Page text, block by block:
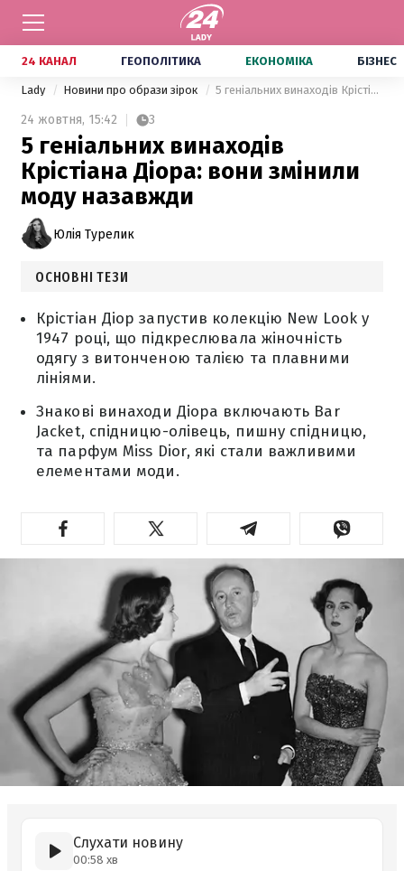
24 КАНАЛ ГЕОПОЛІТИКА ЕКОНОМІКА БІЗНЕС
Lady Новини про образи зірок 5 геніальних винаходів Крістіана Діора: вони змінили моду назавжди
24 жовтня, 15:42 3
5 геніальних винаходів
Крістіана Діора: вони змінили
моду назавжди
Юлія Турелик
ОСНОВНІ ТЕЗИ
Крістіан Діор запустив колекцію New Look у
1947 році, що підкреслювала жіночність
одягу з витонченою талією та плавними
лініями.
Знакові винаходи Діора включають Bar
Jacket, спідницю-олівець, пишну спідницю,
та парфум Miss Dior, які стали важливими
елементами моди.
Слухати новину
00:58 хв